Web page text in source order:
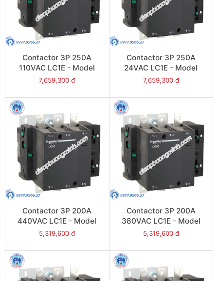
Contactor 3P 250A
110VAC LC1E - Model
LC1E250F6
7,659,300 đ
Contactor 3P 250A
24VAC LC1E - Model
LC1E250B6
7,659,300 đ
Contactor 3P 200A
440VAC LC1E - Model
LC1E200R6
5,319,600 đ
Contactor 3P 200A
380VAC LC1E - Model
LC1E200Q6
5,319,600 đ